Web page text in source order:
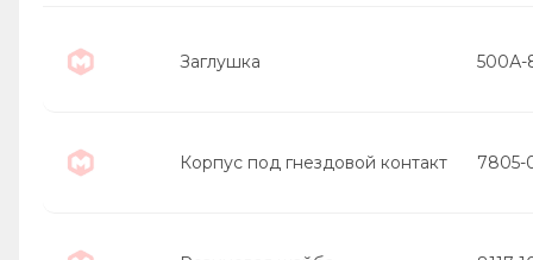
Заглушка 500А-
Корпус под гнездовой контакт 7805-